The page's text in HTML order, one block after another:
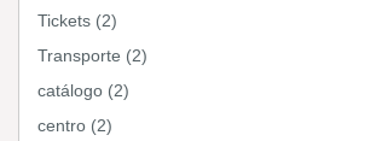
Tickets (2)
Transporte (2)
catálogo (2)
centro (2)